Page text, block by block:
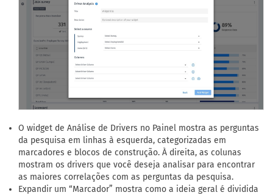
O widget de Análise de Drivers no Painel mostra as perguntas
da pesquisa em linhas à esquerda, categorizadas em
marcadores e blocos de construção. À direita, as colunas
mostram os drivers que você deseja analisar para encontrar
as maiores correlações com as perguntas da pesquisa.
Expandir um “Marcador” mostra como a ideia geral é dividida